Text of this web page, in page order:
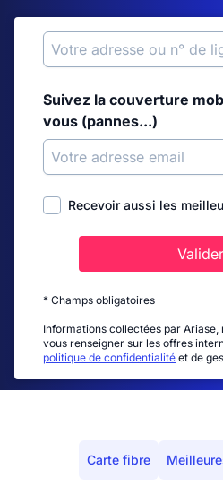
Suivez la couverture
vous (pannes...)
Recevoir aussi les
Valider
* Champs obligatoires
Informations collectées par
vous renseigner sur les offres
politique de confidentialité et de
Carte fibre